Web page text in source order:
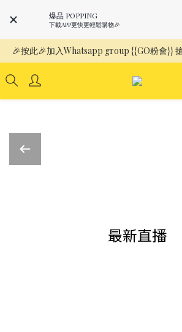
爆品 POPPING
下載APP更快更輕鬆購物🎉
最新直播